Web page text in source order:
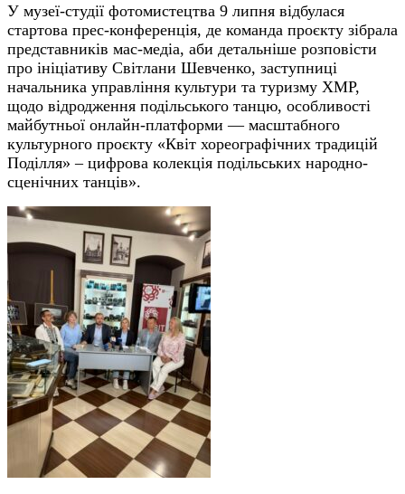
У музеї-студії фотомистецтва 9 липня відбулася
стартова прес-конференція, де команда проєкту зібрала
представників мас-медіа, аби детальніше розповісти
про ініціативу Світлани Шевченко, заступниці
начальника управління культури та туризму ХМР,
щодо відродження подільського танцю, особливості
майбутньої онлайн-платформи — масштабного
культурного проєкту «Квіт хореографічних традицій
Поділля» – цифрова колекція подільських народно-
сценічних танців».